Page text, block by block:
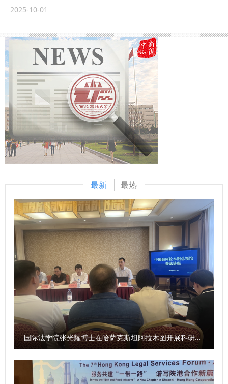
中央政治局第二十二次集体学习会议上的讲话精神。彭瑞花教
授汇报了马克思主义宗教学研究中心近期工作情况，并从党的
宗教工作的重要性、当前宗教工作的主线、依法治理宗教事
务、加强宗教工作队伍建设、进一步加强校地协同合作等方面
进行发言。中心研究员、2025年度课题负责人等分别围绕学
习内容进行交流发言。 （供稿：国家安全学院（反恐怖主义
法学院） 撰稿：彭瑞花 审核：李政敏）
联盟”高校院长与组团式对口援助新疆政法学院马克思主义学
院院长联席会议。 本次立格联盟院长论坛的举办恰逢庆祝新
疆维吾尔自治区成立70周年之际，论坛紧紧聚焦铸牢中华民族
共同体意识和新时代边疆治理，是高校人文社会科学研究围绕
党在新时代中心工作的体现，为进一步贯彻落实新时代治疆方
略提供了学术交流与实践探索的平台。 （供稿：马克思主义
学院 撰稿：鲁洋 审核：刘驰）
楼满天星报告厅举行。民商法学院党委书记朱茂、院长程淑娟
等党政领导、行政干部、辅导员及2025级全体本科生、二学
位学生参加活动，活动由学院副院长凤建军主持。 在庄严肃
穆的国歌声中，本次典礼正式拉开了序幕。 朱茂为2025级全
体新生讲授了“书记第一课”。他表示，学校红色基因浓厚，法
学特色鲜明，建校以来为国家和社会培养了大量人才。同时，
他还对同学们提出三点希望：一是深植红色根脉，以忠诚铸魂
立心，在延安精神滋养中，忠诚于对马克思主义的信仰和对法
治中国的坚守；二是精研法治真义，以德法兼修立身，既要钻
进法典条文穷究其理，又要躬身实践体悟“奉法图强”的重量；
三是勇担时代使命，以实干笃行立业，通过社会实践、专业见
习、实习等各项校内外活动锤炼本领，投身基层社会治理。最
后他鼓励同学们以校史为鉴、以使命为帆，让青春在法治中国
建设的实践中绽放光彩，成长为堪当民族复兴重任的法治新
人。 程淑娟为2025级全体新生讲授了“院长第一课”。她对
2025级新生的到来表示热烈欢迎，并介绍了学院的学科优
势、师资力量及多元培养模式等基本情况，最后对同学们提出
了三点要求：一是厚植家国情怀，牢记责任使命，将个人发展
与时代进程紧密联系，为建设法治中国贡献力量；二是以专业
学习为中心，全面提升自身素养，优先夯实专业基础，在学习
之余锻炼综合能力；三是塑造完善人格，争做全面发展优秀人
才，用积极思维应对问题，在实践中增长才干，她希望同学们
保持对生活的热爱与对法律信念的坚守，秉持善良正直，以不
断求索、勇攀高峰的精神，在民商法学院筑就青春梦想。 学
院教学秘书章思悦为新生讲授了学院人才培养方案与教学管理
制度等内容。在校生代表2023级本科生王思涵和新生代表
2025级本科生肖子正进行了发言。 此次2025级新生开学典礼
2025-10-01
最新 最热
国际法学院张光耀博士在哈萨克斯坦阿拉木图开展科研与社会服务活动